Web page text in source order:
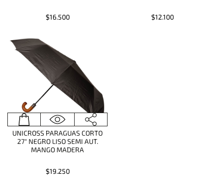
$16.500 $12.100
UNICROSS PARAGUAS CORTO
27" NEGRO LISO SEMI AUT.
MANGO MADERA
$19.250